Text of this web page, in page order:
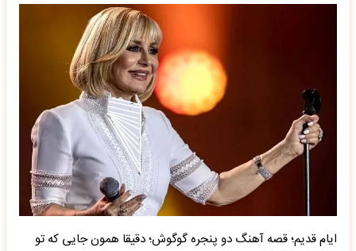
ایام قدیم؛ قصه آهنگ دو پنجره گوگوش؛ دقیقا همون جایی که تو